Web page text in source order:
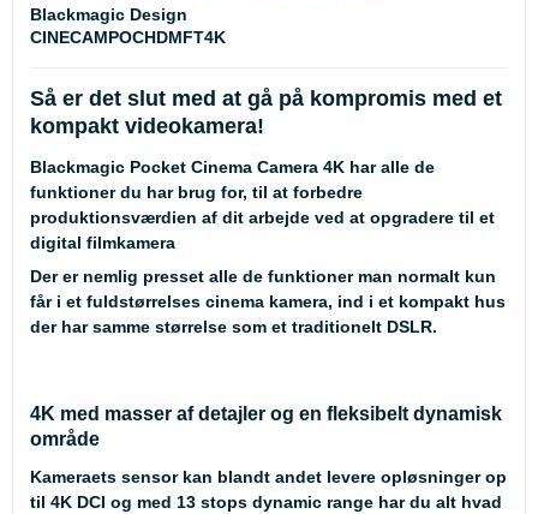
Blackmagic Design
CINECAMPOCHDMFT4K
Så er det slut med at gå på kompromis med et
kompakt videokamera!
Blackmagic Pocket Cinema Camera 4K har alle de
funktioner du har brug for, til at forbedre
produktionsværdien af dit arbejde ved at opgradere til et
digital filmkamera
Der er nemlig presset alle de funktioner man normalt kun
får i et fuldstørrelses cinema kamera, ind i et kompakt hus
der har samme størrelse som et traditionelt DSLR.
4K med masser af detajler og en fleksibelt dynamisk
område
Kameraets sensor kan blandt andet levere opløsninger op
til 4K DCI og med 13 stops dynamic range har du alt hvad